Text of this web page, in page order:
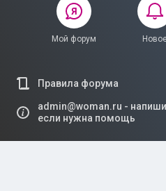
Мой форум
Правила форума
admin@woman.ru -
если нужна помощь